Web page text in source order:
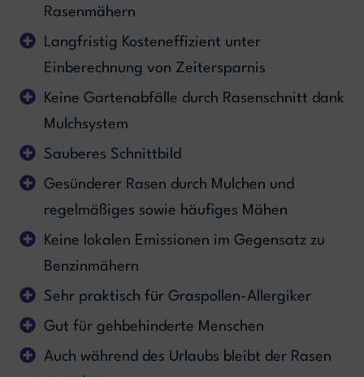
Rasenmähern
Langfristig Kosteneffizient unter
Einberechnung von Zeitersparnis
Keine Gartenabfälle durch Rasenschnitt dank
Mulchsystem
Sauberes Schnittbild
Gesünderer Rasen durch Mulchen und
regelmäßiges sowie häufiges Mähen
Keine lokalen Emissionen im Gegensatz zu
Benzinmähern
Sehr praktisch für Graspollen-Allergiker
Gut für gehbehinderte Menschen
Auch während des Urlaubs bleibt der Rasen